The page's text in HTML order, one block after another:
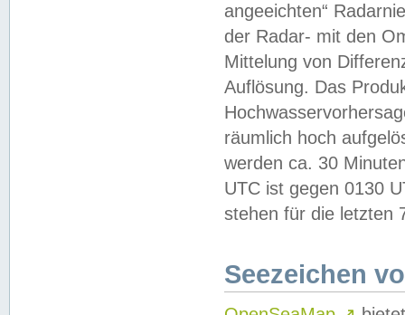
angeeichten“
der Radar- mit den
Mittelung von
Auflösung. Das
räumlich hoch
werden ca. 30
UTC ist gegen 0130
stehen für die letzten
Seezeichen